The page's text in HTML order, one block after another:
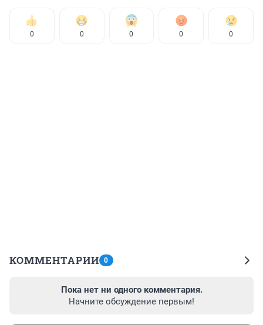
0 0 0 0 0
КОММЕНТАРИИ 0
Пока нет ни одного комментария.
Начните обсуждение первым!